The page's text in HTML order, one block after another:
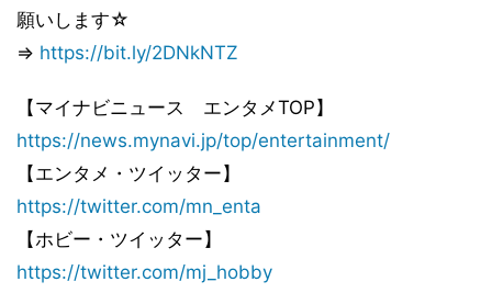
願いします☆
⇒ https://bit.ly/2DNkNTZ
【マイナビニュース エンタメTOP】
https://news.mynavi.jp/top/entertainment/
【エンタメ・ツイッター】
https://twitter.com/mn_enta
【ホビー・ツイッター】
https://twitter.com/mj_hobby